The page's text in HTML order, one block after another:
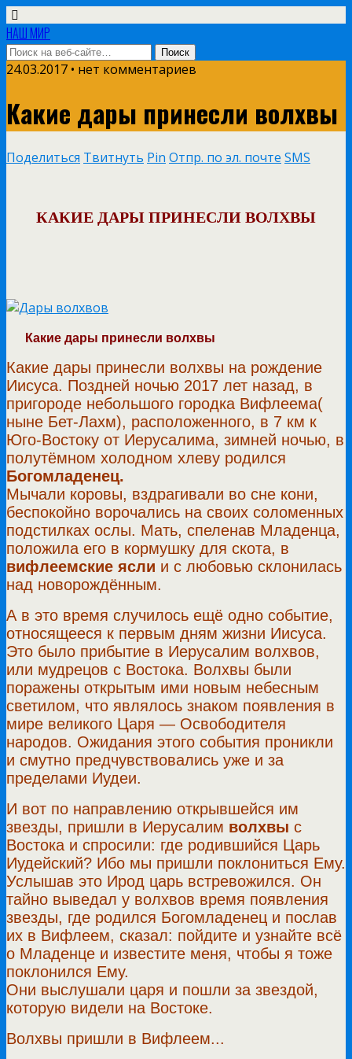
НАШ МИР
24.03.2017 • нет комментариев
Какие дары принесли волхвы
Поделиться Твитнуть Pin Отпр. по эл. почте SMS
КАКИЕ ДАРЫ ПРИНЕСЛИ ВОЛХВЫ
Какие дары принесли волхвы
Какие дары принесли волхвы на рождение
Иисуса. Поздней ночью 2017 лет назад, в
пригороде небольшого городка Вифлеема(
ныне Бет-Лахм), расположенного, в 7 км к
Юго-Востоку от Иерусалима, зимней ночью, в
полутёмном холодном хлеву родился
Богомладенец.
Мычали коровы, вздрагивали во сне кони,
беспокойно ворочались на своих соломенных
подстилках ослы. Мать, спеленав Младенца,
положила его в кормушку для скота, в
вифлеемские ясли и с любовью склонилась
над новорождённым.
А в это время случилось ещё одно событие,
относящееся к первым дням жизни Иисуса.
Это было прибытие в Иерусалим волхвов,
или мудрецов с Востока. Волхвы были
поражены открытым ими новым небесным
светилом, что являлось знаком появления в
мире великого Царя — Освободителя
народов. Ожидания этого события проникли
и смутно предчувствовались уже и за
пределами Иудеи.
И вот по направлению открывшейся им
звезды, пришли в Иерусалим волхвы с
Востока и спросили: где родившийся Царь
Иудейский? Ибо мы пришли поклониться Ему.
Услышав это Ирод царь встревожился. Он
тайно выведал у волхвов время появления
звезды, где родился Богомладенец и послав
их в Вифлеем, сказал: пойдите и узнайте всё
о Младенце и известите меня, чтобы я тоже
поклонился Ему.
Они выслушали царя и пошли за звездой,
которую видели на Востоке.
Волхвы пришли в Вифлеем...